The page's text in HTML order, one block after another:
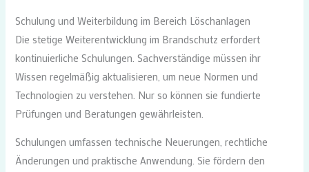
Schulung und Weiterbildung im Bereich Löschanlagen
Die stetige Weiterentwicklung im Brandschutz erfordert
kontinuierliche Schulungen. Sachverständige müssen ihr
Wissen regelmäßig aktualisieren, um neue Normen und
Technologien zu verstehen. Nur so können sie fundierte
Prüfungen und Beratungen gewährleisten.
Schulungen umfassen technische Neuerungen, rechtliche
Änderungen und praktische Anwendung. Sie fördern den